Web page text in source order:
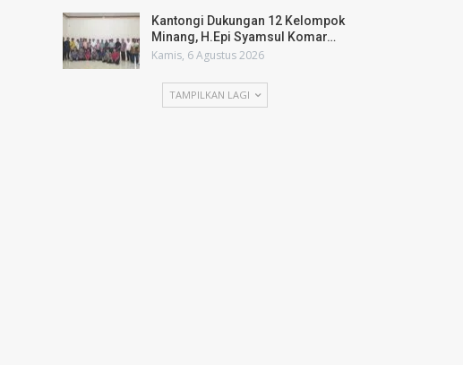
Kantongi Dukungan 12 Kelompok
Minang, H.Epi Syamsul Komar…
Kamis, 6 Agustus 2026
TAMPILKAN LAGI